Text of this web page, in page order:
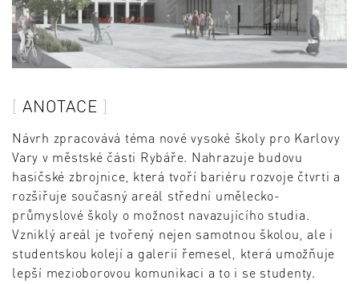
ANOTACE
Návrh zpracovává téma nové vysoké školy pro Karlovy
Vary v městské části Rybáře. Nahrazuje budovu
hasičské zbrojnice, která tvoří bariéru rozvoje čtvrti a
rozšiřuje současný areál střední umělecko-
průmyslové školy o možnost navazujícího studia.
Vzniklý areál je tvořený nejen samotnou školou, ale i
studentskou kolejí a galerií řemesel, která umožňuje
lepší mezioborovou komunikaci a to i se studenty.